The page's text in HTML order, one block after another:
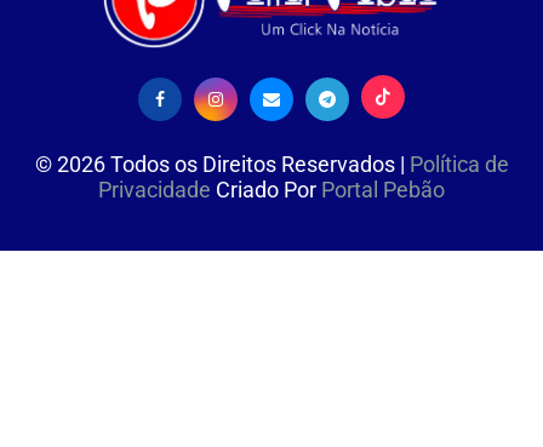
©2026Todos os Direitos Reservados | Política de
Privacidade Criado Por Portal Pebão